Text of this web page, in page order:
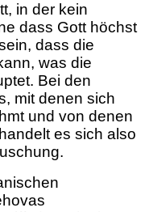
in der kein
dass Gott höchst
dass die
was die
Bei den
mit denen sich
und von denen
es sich also